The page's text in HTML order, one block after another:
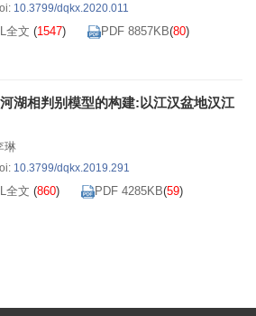
10.3799/dqkx.2020.011
全文 (1547) PDF 8857KB(80)
湖相判别模型的构建:以江汉盆地汉江
琳
10.3799/dqkx.2019.291
全文 (860) PDF 4285KB(59)